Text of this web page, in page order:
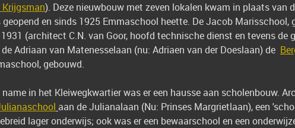
Krijgsman). Deze nieuwbouw met zeven lokalen kwam in plaats van
geopend en sinds 1925 Emmaschool heette. De Jacob
(architect C.N. van Goor, hoofd technische dienst en tevens
Adriaan van Matenesselaan (nu: Adriaen van der Doeslaan) de
gebouwd.
in het Kleiwegkwartier was er een hausse aan scholenbouw.
aan de Julianalaan (Nu: Prinses Margrietlaan), een
lager onderwijs; ook was er een bewaarschool en een